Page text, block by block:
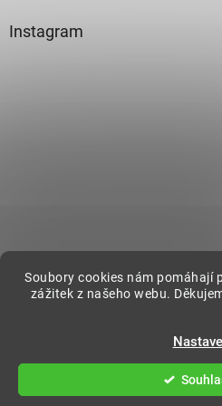
Soubory cookies nám pomáhají
zážitek z našeho webu.
Instagram
DecorOnline.